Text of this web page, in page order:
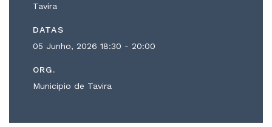
Tavira
DATAS
05 Junho, 2026 18:30 - 20:00
ORG.
Municipio de Tavira